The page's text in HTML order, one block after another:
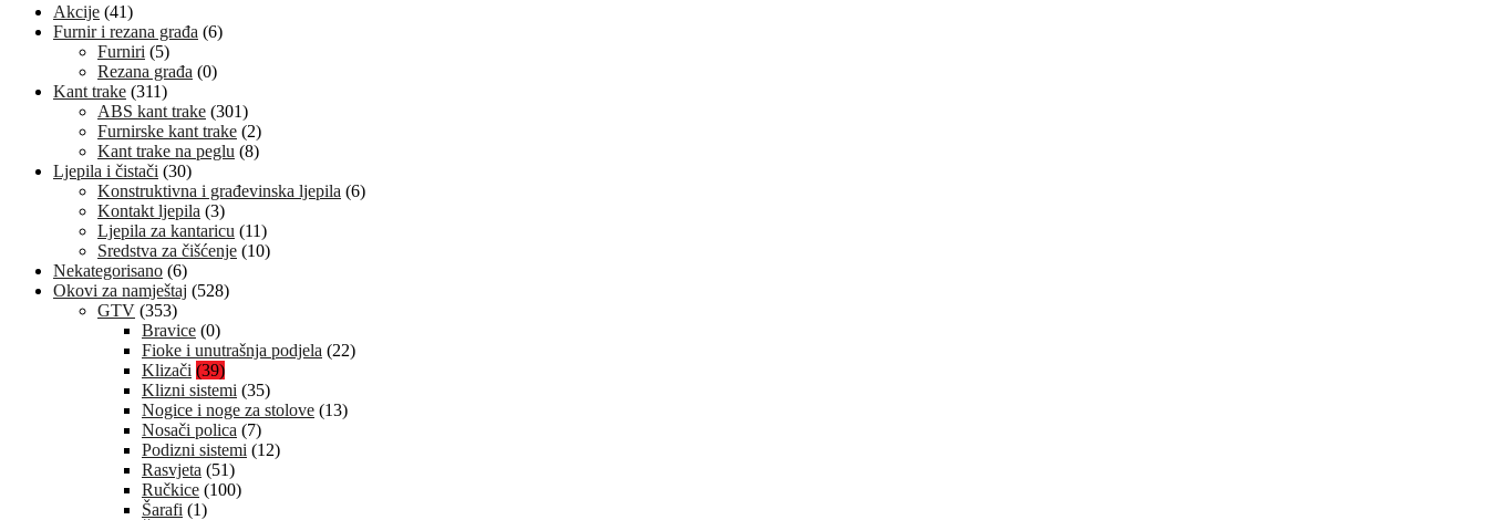
Akcije (41)
Furnir i rezana građa (6)
Furniri (5)
Rezana građa (0)
Kant trake (311)
ABS kant trake (301)
Furnirske kant trake (2)
Kant trake na peglu (8)
Ljepila i čistači (30)
Konstruktivna i građevinska ljepila (6)
Kontakt ljepila (3)
Ljepila za kantaricu (11)
Sredstva za čišćenje (10)
Nekategorisano (6)
Okovi za namještaj (528)
GTV (353)
Bravice (0)
Fioke i unutrašnja podjela (22)
Klizači (39)
Klizni sistemi (35)
Nogice i noge za stolove (13)
Nosači polica (7)
Podizni sistemi (12)
Rasvjeta (51)
Ručkice (100)
Šarafi (1)